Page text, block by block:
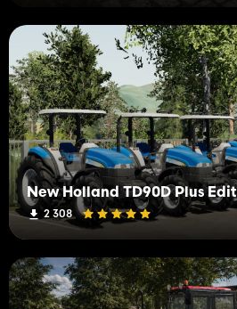
New Holland TD90D Plus Edit
2 308